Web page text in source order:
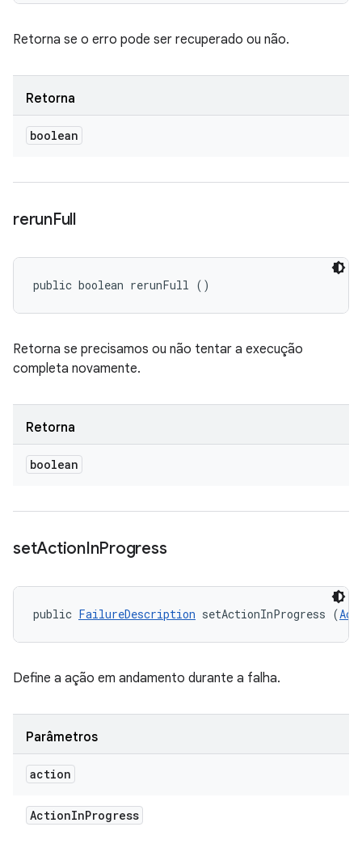
Retorna se o erro pode ser recuperado ou não.
Retorna
boolean
rerunFull
public boolean rerunFull ()
Retorna se precisamos ou não tentar a execução
completa novamente.
Retorna
boolean
setActionInProgress
public FailureDescription setActionInProgress (
Define a ação em andamento durante a falha.
Parâmetros
action
ActionInProgress